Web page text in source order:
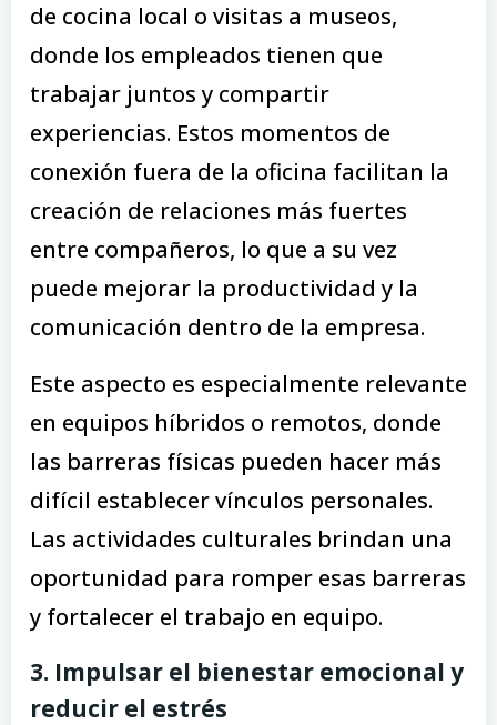
de cocina local o visitas a museos,
donde los empleados tienen que
trabajar juntos y compartir
experiencias. Estos momentos de
conexión fuera de la oficina facilitan la
creación de relaciones más fuertes
entre compañeros, lo que a su vez
puede mejorar la productividad y la
comunicación dentro de la empresa.
Este aspecto es especialmente relevante
en equipos híbridos o remotos, donde
las barreras físicas pueden hacer más
difícil establecer vínculos personales.
Las actividades culturales brindan una
oportunidad para romper esas barreras
y fortalecer el trabajo en equipo.
3. Impulsar el bienestar emocional y
reducir el estrés